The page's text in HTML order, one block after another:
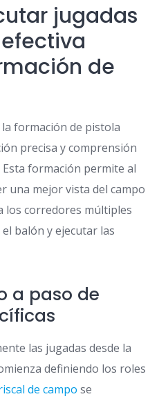
jugadas
de
formación de pistola
precisa y comprensión
formación permite al
una mejor vista del campo
los corredores múltiples
balón y ejecutar las
a paso de
las jugadas desde la
definiendo los roles
de campo se